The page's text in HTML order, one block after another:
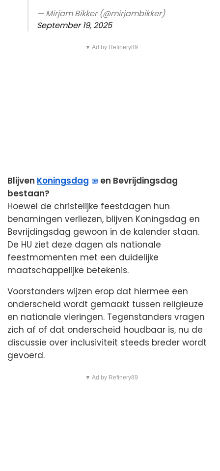
— Mirjam Bikker (@mirjambikker)
September 19, 2025
▼ Ad by Refinery89
Blijven Koningsdag
en Bevrijdingsdag
bestaan?
Hoewel de christelijke feestdagen hun
benamingen verliezen, blijven Koningsdag en
Bevrijdingsdag gewoon in de kalender staan.
De HU ziet deze dagen als nationale
feestmomenten met een duidelijke
maatschappelijke betekenis.
Voorstanders wijzen erop dat hiermee een
onderscheid wordt gemaakt tussen religieuze
en nationale vieringen. Tegenstanders vragen
zich af of dat onderscheid houdbaar is, nu de
discussie over inclusiviteit steeds breder wordt
gevoerd.
▼ Ad by Refinery89